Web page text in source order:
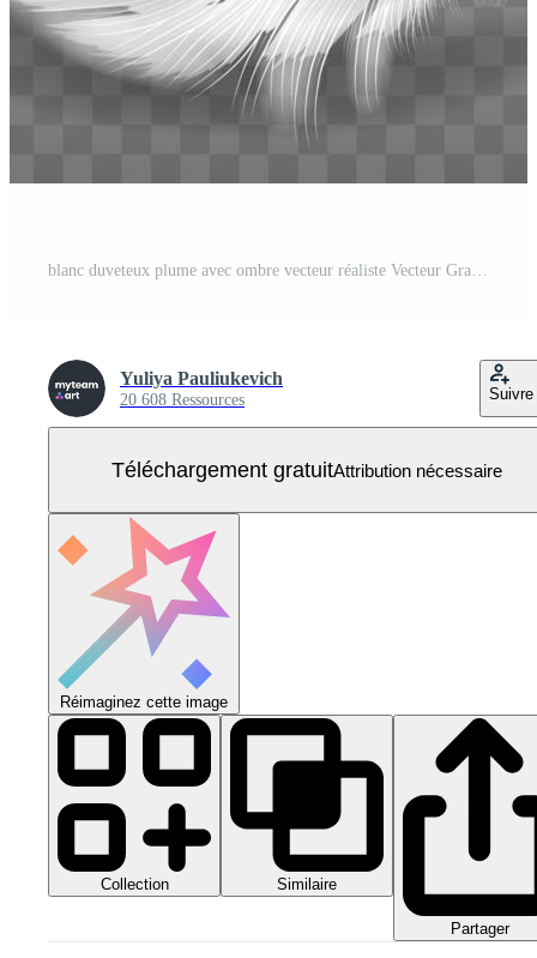
blanc duveteux plume avec ombre vecteur réaliste Vecteur Gratuit
Yuliya Pauliukevich
20 608 Ressources Suivre
Téléchargement gratuitAttribution nécessaire
Réimaginez cette image
Collection Similaire
Partager